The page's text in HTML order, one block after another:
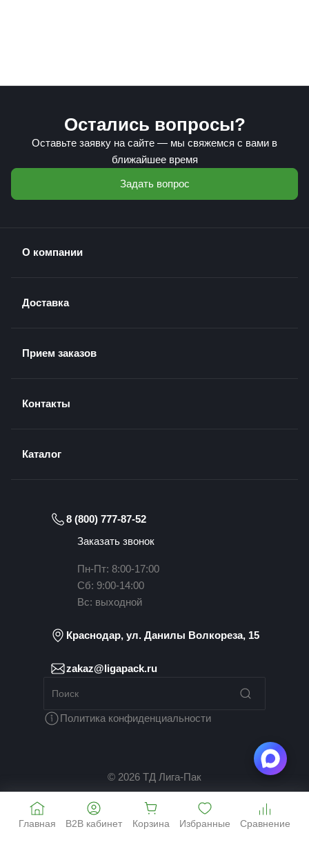
Остались вопросы?
Оставьте заявку на сайте — мы свяжемся с вами в
ближайшее время
Задать вопрос
О компании
Доставка
Прием заказов
Контакты
Каталог
8 (800) 777-87-52
Заказать звонок
Пн-Пт: 8:00-17:00
Сб: 9:00-14:00
Вс: выходной
Краснодар, ул. Данилы Волкореза, 15
zakaz@ligapack.ru
Политика конфиденциальности
© 2026 ТД Лига-Пак
Главная B2B кабинет Корзина Избранные Сравнение